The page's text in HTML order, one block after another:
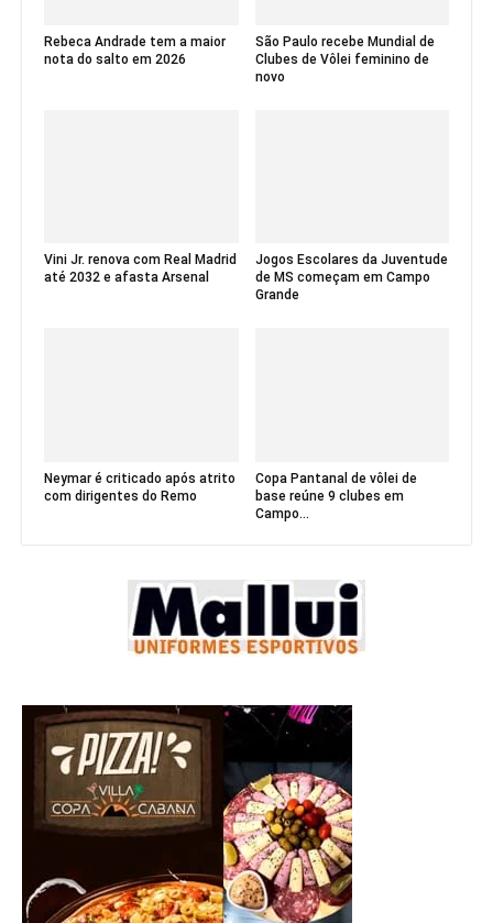
Rebeca Andrade tem a maior
nota do salto em 2026
São Paulo recebe Mundial de
Clubes de Vôlei feminino de
novo
Vini Jr. renova com Real Madrid
até 2032 e afasta Arsenal
Jogos Escolares da Juventude
de MS começam em Campo
Grande
Neymar é criticado após atrito
com dirigentes do Remo
Copa Pantanal de vôlei de
base reúne 9 clubes em
Campo...